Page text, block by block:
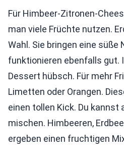
Für Himbeer-Zitronen-
man viele Früchte nutzen.
Wahl. Sie bringen eine süße
funktionieren ebenfalls gut.
Dessert hübsch. Für mehr
Limetten oder Orangen.
einen tollen Kick. Du kannst
mischen. Himbeeren,
ergeben einen fruchtigen